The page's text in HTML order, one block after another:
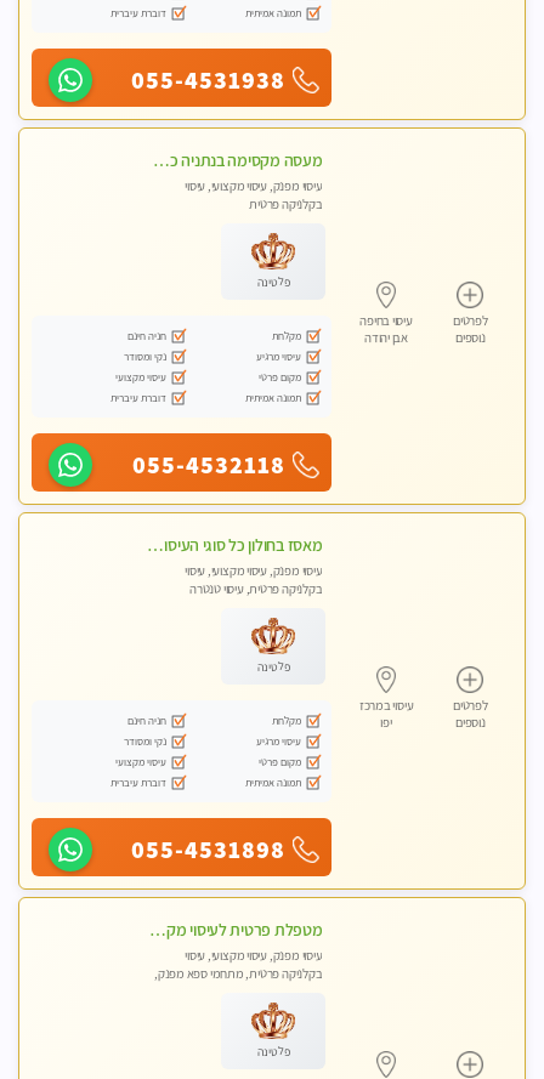
תמונה אמיתית
דוברת עיברית
055-4531938
לפרטים
נוספים
עיסוי בחיפה
אבן יהודה
מעסה מקסימה בנתניה כל סוגי העיסויים מעסה מקצועית ואיכותית פרטי!! בנתניה
עיסוי מפנק, עיסוי מקצועי, עיסוי
בקלניקה פרטית
פלטינה
מקלחת
חניה חינם
עיסוי מרגיע
נקי ומסודר
מקום פרטי
עיסוי מקצועי
תמונה אמיתית
דוברת עיברית
055-4532118
לפרטים
נוספים
עיסוי במרכז
יפו
מאסז בחולון כל סוגי העיסויים מעסה מקצועית ואיכותית פרטי!!!
עיסוי מפנק, עיסוי מקצועי, עיסוי
בקלניקה פרטית, עיסוי טנטרה
פלטינה
מקלחת
חניה חינם
עיסוי מרגיע
נקי ומסודר
מקום פרטי
עיסוי מקצועי
תמונה אמיתית
דוברת עיברית
055-4531898
מטפלת פרטית לעיסוי מקצועי מפנק פרטי מאוד ללא מין !!!
עיסוי מפנק, עיסוי מקצועי, עיסוי
בקלניקה פרטית, מתחמי ספא מפנק,
פלטינה